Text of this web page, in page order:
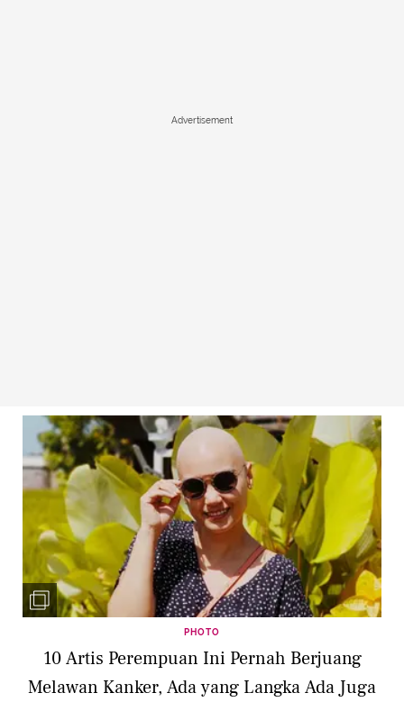
Advertisement
PHOTO
10 Artis Perempuan Ini Pernah Berjuang
Melawan Kanker, Ada yang Langka Ada Juga